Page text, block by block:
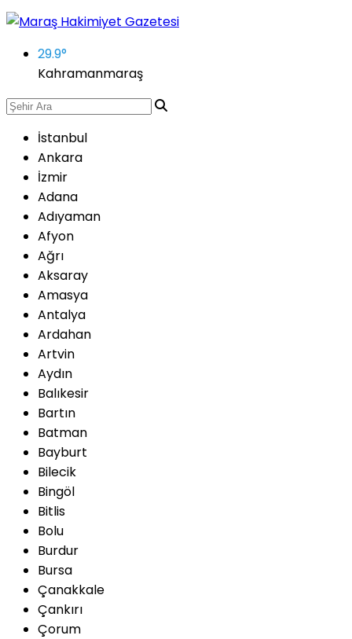
29.9°
Kahramanmaraş
İstanbul
Ankara
İzmir
Adana
Adıyaman
Afyon
Ağrı
Aksaray
Amasya
Antalya
Ardahan
Artvin
Aydın
Balıkesir
Bartın
Batman
Bayburt
Bilecik
Bingöl
Bitlis
Bolu
Burdur
Bursa
Çanakkale
Çankırı
Çorum